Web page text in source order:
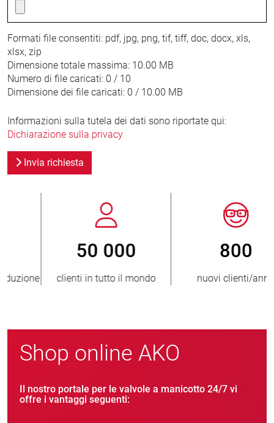
Formati file consentiti: pdf, jpg, png, tif, tiff, doc, docx, xls,
xlsx, zip
Dimensione totale massima: 10.00 MB
Numero di file caricati: 0 / 10
Dimensione dei file caricati: 0 / 10.00 MB
Informazioni sulla tutela dei dati sono riportate qui:
Dichiarazione sulla privacy
Invia richiesta
800
nuovi clienti/anno
> 3 500 000
unità vendute
Shop online AKO
Il nostro portale per le valvole a manicotto 24/7 vi
offre i vantaggi seguenti: